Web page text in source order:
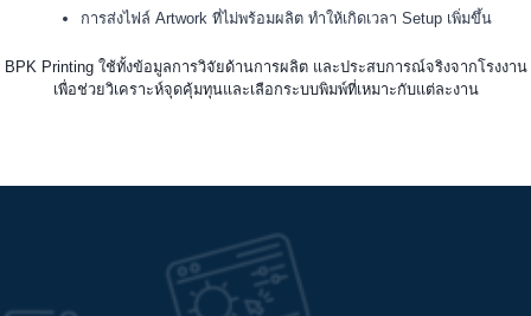
การส่งไฟล์ Artwork ที่ไม่พร้อมผลิต ทำให้เกิดเวลา Setup เพิ่มขึ้น
BPK Printing ใช้ทั้งข้อมูลการวิจัยด้านการผลิต และประสบการณ์จริงจากโรงงาน
เพื่อช่วยวิเคราะห์จุดคุ้มทุนและเลือกระบบพิมพ์ที่เหมาะกับแต่ละงาน